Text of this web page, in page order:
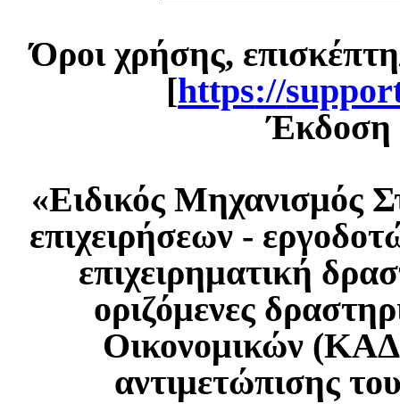
Όροι χρήσης,
[https://
Έκδοση
«Ειδικός Μηχανισμός
επιχειρήσεων -
επιχειρηματική
οριζόμενες
Οικονομικών
αντιμετώπισης